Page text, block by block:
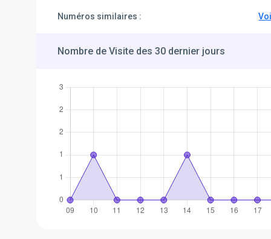
Numéros similaires :
Nombre de Visite des 30 dernier jours